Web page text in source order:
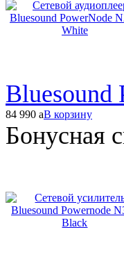
Bluesound
84 990 aВ корзину
Бонусная